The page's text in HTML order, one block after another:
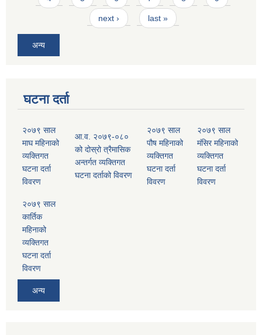
next › last »
अन्य
घटना दर्ता
२०७९ साल
माघ महिनाको
व्यक्तिगत
घटना दर्ता
विवरण
आ.व. २०७९-०८०
को दोस्रो त्रैमासिक
अन्तर्गत व्यक्तिगत
घटना दर्ताको विवरण
२०७९ साल
पौष महिनाको
व्यक्तिगत
घटना दर्ता
विवरण
२०७९ साल
मंसिर महिनाको
व्यक्तिगत
घटना दर्ता
विवरण
२०७९ साल
कार्तिक
महिनाको
व्यक्तिगत
घटना दर्ता
विवरण
अन्य